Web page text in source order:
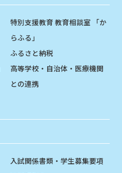
特別支援教育 教育相談室 「か
らふる」
ふるさと納税
高等学校・自治体・医療機関
との連携
入試関係書類・学生募集要項